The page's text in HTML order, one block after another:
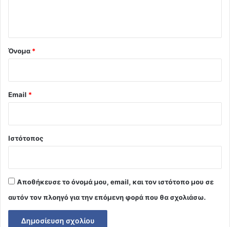
Όνομα *
Email *
Ιστότοπος
Αποθήκευσε το όνομά μου, email, και τον ιστότοπο μου σε
αυτόν τον πλοηγό για την επόμενη φορά που θα σχολιάσω.